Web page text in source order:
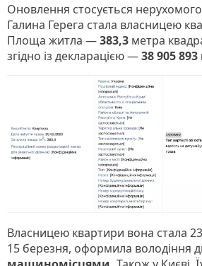
Оновлення стосується
Галина Герега стала власницею
Площа житла —383,3 метра
згідно із декларацією —38 905 893
Власницею квартири вона стала
15 березня, оформила володіння